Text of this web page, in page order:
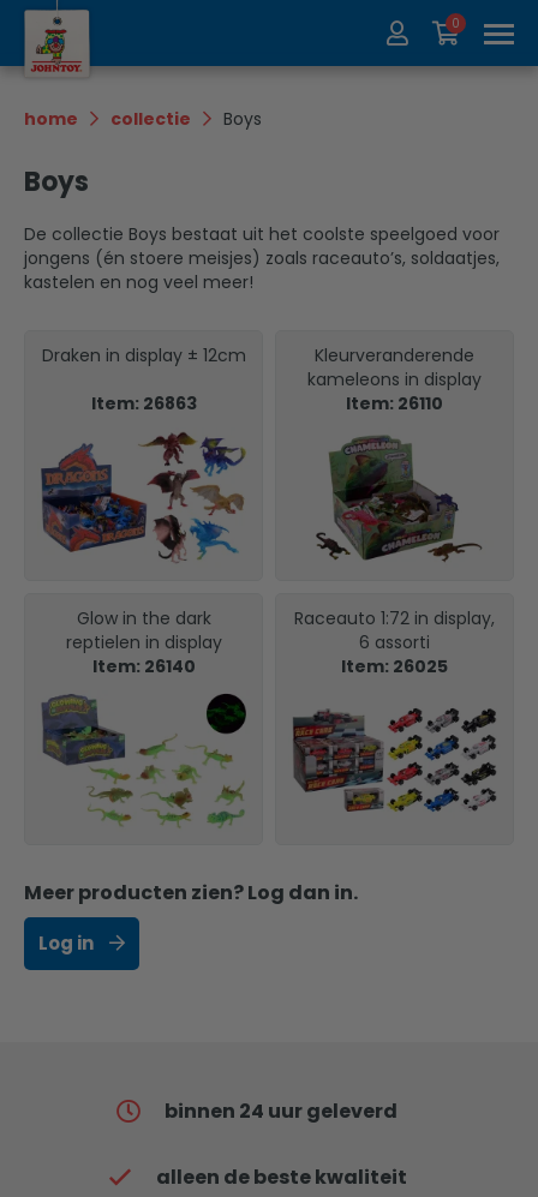
Over ons
Beurzen
Contact Update
0
home collectie Boys
Boys
De collectie Boys bestaat uit het coolste speelgoed voor
jongens (én stoere meisjes) zoals raceauto’s, soldaatjes,
kastelen en nog veel meer!
Draken in display ± 12cm
Item: 26863
Kleurveranderende
kameleons in display
Item: 26110
Glow in the dark
reptielen in display
Item: 26140
Raceauto 1:72 in display,
6 assorti
Item: 26025
Meer producten zien? Log dan in.
Log in
binnen 24 uur geleverd
alleen de beste kwaliteit